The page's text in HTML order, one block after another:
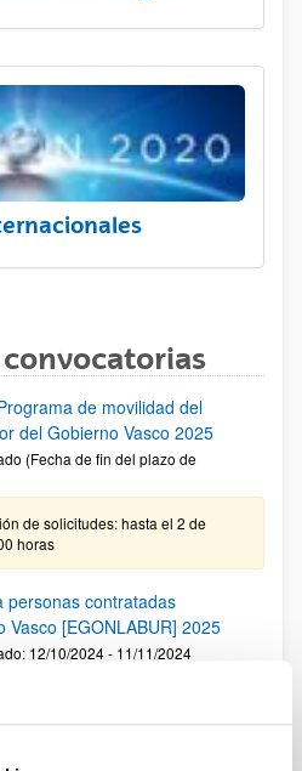
convocatorias
de movilidad del
del Gobierno Vasco 2025
(Fecha de fin del plazo de
de solicitudes: hasta el 2 de
horas
personas contratadas
[EGONLABUR] 2025
12/10/2024 - 11/11/2024